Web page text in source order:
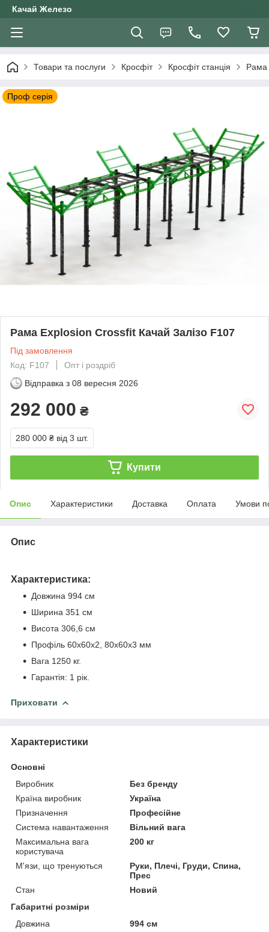
Качай Железо
Товари та послуги Кросфіт Кросфіт станція Рама
Проф серія
Рама Explosion Crossfit Качай Залізо F107
Під замовлення
Код: F107
Опт і роздріб
Відправка з 08 вересня 2026
292 000 ₴
280 000 ₴ від 3 шт.
Купити
Опис Характеристики Доставка Оплата Умови
Опис
Характеристика:
Довжина 994 см
Ширина 351 см
Висота 306,6 см
Профіль 60x60x2, 80x60x3 мм
Вага 1250 кг.
Гарантія: 1 рік.
Приховати
Характеристики
Основні
Виробник
Без бренду
Країна виробник
Україна
Призначення
Професійне
Система навантаження
Вільний вага
Максимальна вага
користувача
200 кг
М'язи, що тренуються
Руки, Плечі, Груди, Спина,
Прес
Стан
Новий
Габаритні розміри
Довжина
994 см